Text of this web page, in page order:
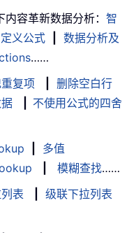
内容革新数据分析： 智
义公式
数据分析及
……
复项
删除空白行
不使用公式的四舍
多值
模糊查找……
表
级联下拉列表